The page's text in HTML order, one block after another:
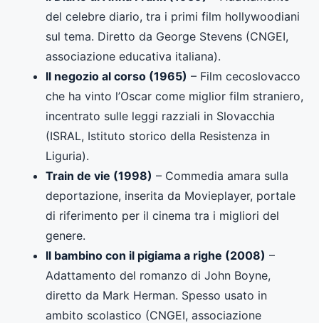
del celebre diario, tra i primi film hollywoodiani
sul tema. Diretto da George Stevens (CNGEI,
associazione educativa italiana).
Il negozio al corso (1965) – Film cecoslovacco
che ha vinto l’Oscar come miglior film straniero,
incentrato sulle leggi razziali in Slovacchia
(ISRAL, Istituto storico della Resistenza in
Liguria).
Train de vie (1998) – Commedia amara sulla
deportazione, inserita da Movieplayer, portale
di riferimento per il cinema tra i migliori del
genere.
Il bambino con il pigiama a righe (2008) –
Adattamento del romanzo di John Boyne,
diretto da Mark Herman. Spesso usato in
ambito scolastico (CNGEI, associazione